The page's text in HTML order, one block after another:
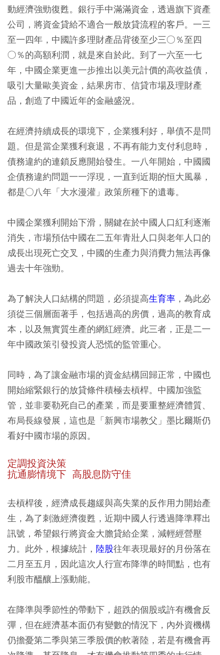
動經濟強勁復甦。銀行手中滿滿資金，透過旗下資產
公司，將資金貸給不適合一般放貸流程的客戶。一三
至一四年，中國許多理財產品背後至少三○％至四
○％的高額利潤，就是來自於此。到了一六至一七
年，中國企業更進一步推出以美元計價的高收益債，
吸引大量歐美資金，結果房市、信貸市場及理財產
品，創造了中國近年的金融盛況。
在經濟持續成長的環境下，企業獲利好，舉債不是問
題。但是當企業獲利衰退，不再有能力支付利息時，
債務違約的連鎖反應開始發生。一八年開始，中國國
企債務違約問題一一浮現，一直到近期的恒大風暴，
都是○八年「大水漫灌」政策所種下的遺毒。
中國企業獲利開始下滑，關鍵在於中國人口紅利逐漸
消失，市場預估中國在二五年青壯人口與老年人口的
成長出現死亡交叉，中國的生產力與消費力無法再像
過去十年強勁。
為了解決人口結構的問題，必須提高生育率 ，為此必
須從三個層面著手，包括過高的房價，過高的教育成
本，以及無實質生產的網紅經濟。此三者，正是二一
年中國政策引發投資人恐慌的監管重心。
同時，為了讓金融市場的資金結構回歸正常，中國也
開始縮緊銀行的放貸條件積極去槓桿。中國加強監
管，並非要勒死自己的產業，而是要重整經濟體質、
布局長線發展，這也是「新興市場教父」墨比爾斯仍
看好中國市場的原因。
定調投資決策
抗通膨情境下 高股息防守佳
去槓桿後，經濟成長趨緩與高失業的反作用力開始產
生，為了刺激經濟復甦，近期中國人行透過降準釋出
訊號，希望銀行將資金大膽貸給企業，減輕經營壓
力。此外，根據統計， 陸股往年表現最好的月份落在
二月至五月，因此這次人行宣布降準的時間點，也有
利股市醞釀上漲動能。
在降準與季節性的帶動下，超跌的個股或許有機會反
彈，但在經濟基本面仍有變數的情況下，內外資機構
仍擔憂第二季與第三季股價的軟著陸，若是有機會再